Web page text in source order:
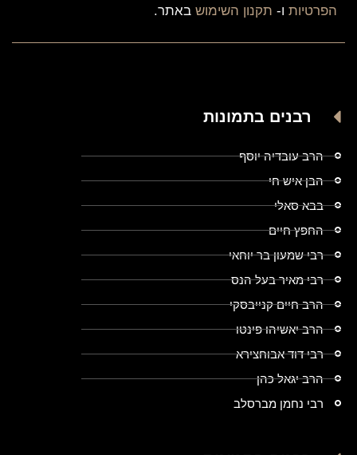
הפרטיות ו- תקנון השימוש באתר.
רבנים בתמונות
הרב עובדיה יוסף
הבן איש חי
בבא סאלי
החפץ חיים
רבי שמעון בר יוחאי
רבי מאיר בעל הנס
הרב חיים קנייבסקי
הרב יאשיהו פינטו
רבי דוד אבוחצירא
הרב יגאל כהן
רבי נחמן מברסלב